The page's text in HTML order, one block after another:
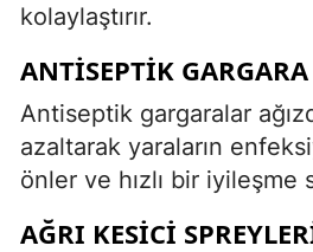
kolaylaştırır.
ANTISEPTIK
Antiseptik gargaralar
azaltarak yaraların
önler ve hızlı bir iyileşme
AĞRI KESICI